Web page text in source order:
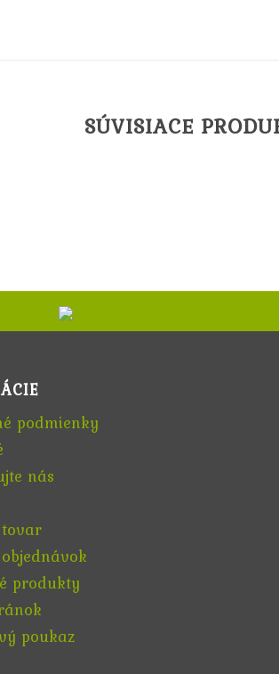
SÚVISIACE
podmienky
nás
produkty
poukaz